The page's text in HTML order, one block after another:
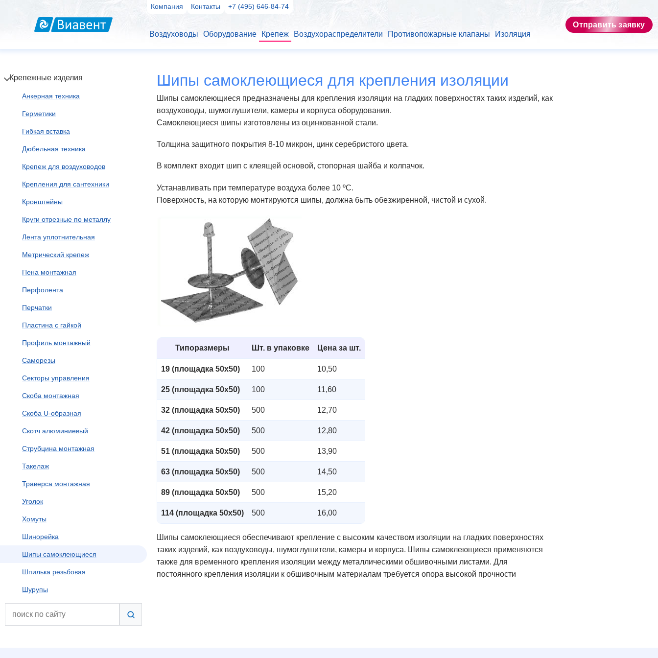
Компания Контакты +7 (495) 646-84-74
Воздуховоды Оборудование Крепеж Воздухораспределители Противопожарные клапаны Изоляция
Отправить заявку
Крепежные изделия
Анкерная техника
Герметики
Гибкая вставка
Дюбельная техника
Крепеж для воздуховодов
Крепления для сантехники
Кронштейны
Круги отрезные по металлу
Лента уплотнительная
Метрический крепеж
Пена монтажная
Перфолента
Перчатки
Пластина с гайкой
Профиль монтажный
Саморезы
Секторы управления
Скоба монтажная
Скоба U-образная
Скотч алюминиевый
Струбцина монтажная
Такелаж
Траверса монтажная
Уголок
Хомуты
Шинорейка
Шипы самоклеющиеся
Шпилька резьбовая
Шурупы
Шипы самоклеющиеся для крепления изоляции
Шипы самоклеющиеся предназначены для крепления изоляции на гладких поверхностях таких изделий, как
воздуховоды, шумоглушители, камеры и корпуса оборудования.
Самоклеющиеся шипы изготовлены из оцинкованной стали.
Толщина защитного покрытия 8-10 микрон, цинк серебристого цвета.
В комплект входит шип с клеящей основой, стопорная шайба и колпачок.
Устанавливать при температуре воздуха более 10 ºС.
Поверхность, на которую монтируются шипы, должна быть обезжиренной, чистой и сухой.
Типоразмеры Шт. в упаковке Цена за шт.
19 (площадка 50х50) 100 10,50
25 (площадка 50х50) 100 11,60
32 (площадка 50х50) 500 12,70
42 (площадка 50х50) 500 12,80
51 (площадка 50х50) 500 13,90
63 (площадка 50х50) 500 14,50
89 (площадка 50х50) 500 15,20
114 (площадка 50х50) 500 16,00
Шипы самоклеющиеся обеспечивают крепление с высоким качеством изоляции на гладких поверхностях
таких изделий, как воздуховоды, шумоглушители, камеры и корпуса. Шипы самоклеющиеся применяются
также для временного крепления изоляции между металлическими обшивочными листами. Для
постоянного крепления изоляции к обшивочным материалам требуется опора высокой прочности